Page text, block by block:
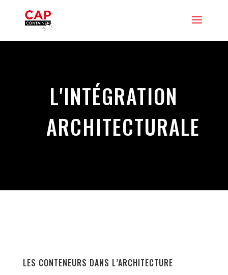
L'INTÉGRATION
ARCHITECTURALE
LES CONTENEURS DANS L’ARCHITECTURE